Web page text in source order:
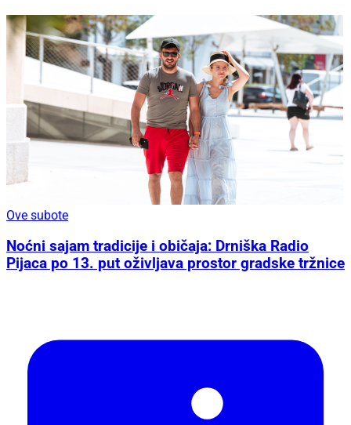
Ove subote
Noćni sajam tradicije i običaja: Drniška Radio
Pijaca po 13. put oživljava prostor gradske tržnice